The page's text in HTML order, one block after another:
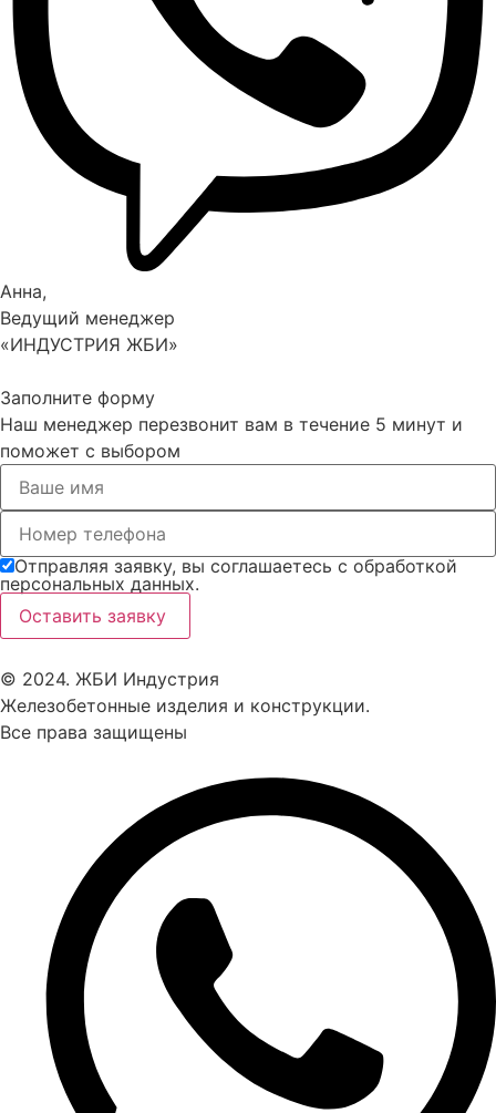
Анна,
Ведущий менеджер
«ИНДУСТРИЯ ЖБИ»
Заполните форму
Наш менеджер перезвонит вам в течение 5 минут и
поможет с выбором
Отправляя заявку, вы соглашаетесь с обработкой
персональных данных.
Оставить заявку
© 2024. ЖБИ Индустрия
Железобетонные изделия и конструкции.
Все права защищены